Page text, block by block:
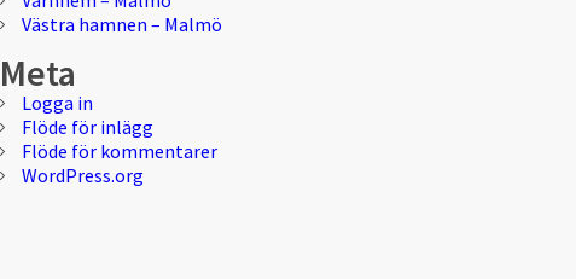
Västra hamnen – Malmö
Meta
Logga in
Flöde för inlägg
Flöde för kommentarer
WordPress.org